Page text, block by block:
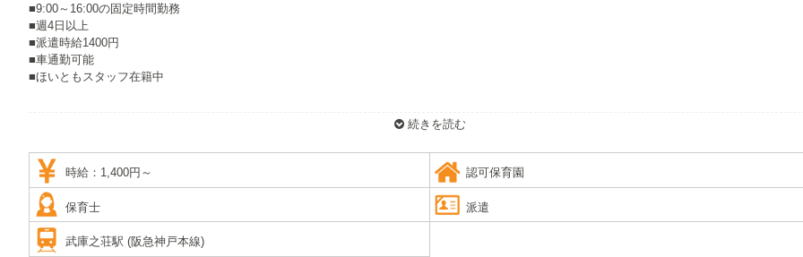
■9:00～16:00の固定時間勤務
■週4日以上
■派遣時給1400円
■車通勤可能
■ほいともスタッフ在籍中
お子様を保育園幼稚園に預けてから勤務を考えている方にオススメの求人です。
続きを読む
時給：1,400円～ 認可保育園
保育士 派遣
武庫之荘駅 (阪急神戸本線)